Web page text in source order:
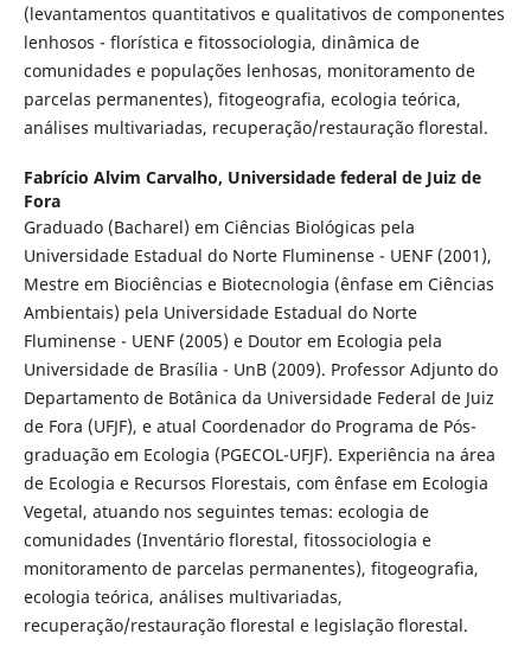
(levantamentos quantitativos e qualitativos de componentes
lenhosos - florística e fitossociologia, dinâmica de
comunidades e populações lenhosas, monitoramento de
parcelas permanentes), fitogeografia, ecologia teórica,
análises multivariadas, recuperação/restauração florestal.
Fabrício Alvim Carvalho, Universidade federal de Juiz de
Fora
Graduado (Bacharel) em Ciências Biológicas pela
Universidade Estadual do Norte Fluminense - UENF (2001),
Mestre em Biociências e Biotecnologia (ênfase em Ciências
Ambientais) pela Universidade Estadual do Norte
Fluminense - UENF (2005) e Doutor em Ecologia pela
Universidade de Brasília - UnB (2009). Professor Adjunto do
Departamento de Botânica da Universidade Federal de Juiz
de Fora (UFJF), e atual Coordenador do Programa de Pós-
graduação em Ecologia (PGECOL-UFJF). Experiência na área
de Ecologia e Recursos Florestais, com ênfase em Ecologia
Vegetal, atuando nos seguintes temas: ecologia de
comunidades (Inventário florestal, fitossociologia e
monitoramento de parcelas permanentes), fitogeografia,
ecologia teórica, análises multivariadas,
recuperação/restauração florestal e legislação florestal.